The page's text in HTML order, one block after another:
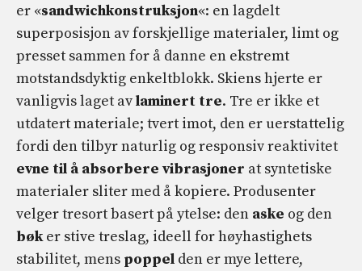
er «sandwichkonstruksjon«: en lagdelt
superposisjon av forskjellige materialer, limt og
presset sammen for å danne en ekstremt
motstandsdyktig enkeltblokk. Skiens hjerte er
vanligvis laget avlaminert tre. Tre er ikke et
utdatert materiale; tvert imot, den er uerstattelig
fordi den tilbyr naturlig og responsiv reaktivitet
evne til å absorbere vibrasjoner at syntetiske
materialer sliter med å kopiere. Produsenter
velger tresort basert på ytelse: den aske og den
bøker stive treslag, ideell for høyhastighets
stabilitet, mens poppel den er mye lettere,